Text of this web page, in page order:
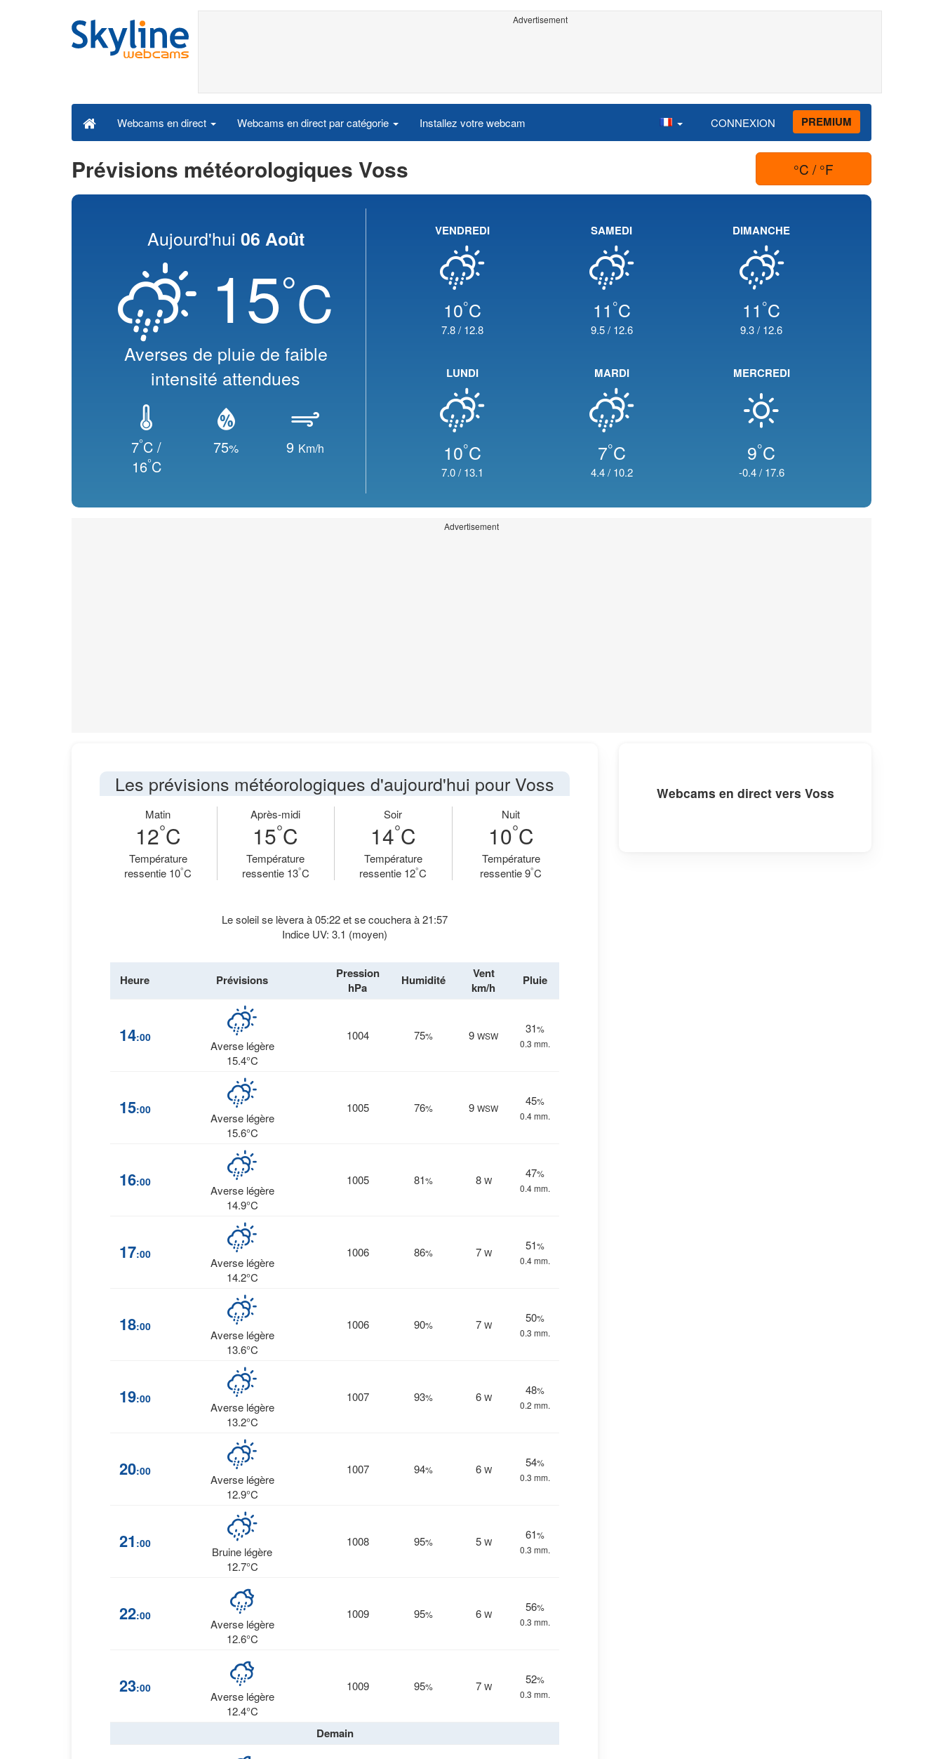
Advertisement
Webcams en direct Webcams en direct par catégorie Installez votre webcam CONNEXION PREMIUM
Prévisions météorologiques Voss °C / °F
Aujourd'hui 06 Août
15°C
Averses de pluie de faible
intensité attendues
7°C /
16°C
75% 9 Km/h
VENDREDI
10°C
7.8/ 12.8
SAMEDI
11 °C
9.5/ 12.6
DIMANCHE
11 °C
9.3/ 12.6
LUNDI
10°C
7.0/ 13.1
MARDI
7°C
4.4/ 10.2
MERCREDI
9°C
-0.4/ 17.6
Advertisement
Les prévisions météorologiques d'aujourd'hui pour Voss
Matin
12°C
Température
ressentie 10°C
Après-midi
15°C
Température
ressentie 13°C
Soir
14°C
Température
ressentie 12°C
Nuit
10°C
Température
ressentie 9°C
Le soleil se lèvera à 05:22 et se couchera à 21:57
Indice UV: 3.1 (moyen)
Heure Prévisions
Pression
hPa
Humidité
Vent
km/h
Pluie
14:00
Averse légère
15.4°C
1004 75% 9 WSW
31%
0.3 mm.
15:00
Averse légère
15.6°C
1005 76% 9 WSW
45%
0.4 mm.
16:00
Averse légère
14.9°C
1005 81% 8 W
47%
0.4 mm.
17:00
Averse légère
14.2°C
1006 86% 7 W
51%
0.4 mm.
18:00
Averse légère
13.6°C
1006 90% 7 W
50%
0.3 mm.
19:00
Averse légère
13.2°C
1007 93% 6 W
48%
0.2 mm.
20:00
Averse légère
12.9°C
1007 94% 6 W
54%
0.3 mm.
21 :00
Bruine légère
12.7°C
1008 95% 5 W
61%
0.3 mm.
22:00
Averse légère
12.6°C
1009 95% 6 W
56%
0.3 mm.
23:00
Averse légère
12.4°C
1009 95% 7 W
52%
0.3 mm.
Demain
Webcams en direct vers Voss